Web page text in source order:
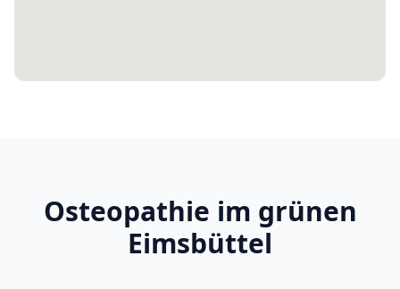
Osteopathie im grünen
Eimsbüttel